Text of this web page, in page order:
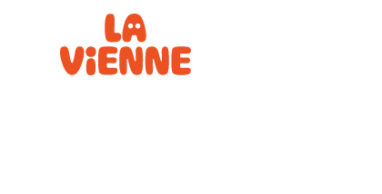
Panneau de gestion des cookies